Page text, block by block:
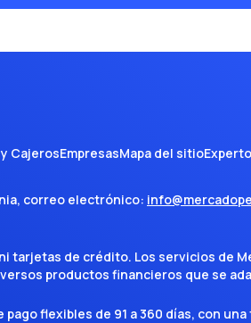
CajerosEmpresasMapa del sitio
, correo electrónico:
de crédito. Los servicios de
productos financieros que se
flexibles de 91 a 360 días, con